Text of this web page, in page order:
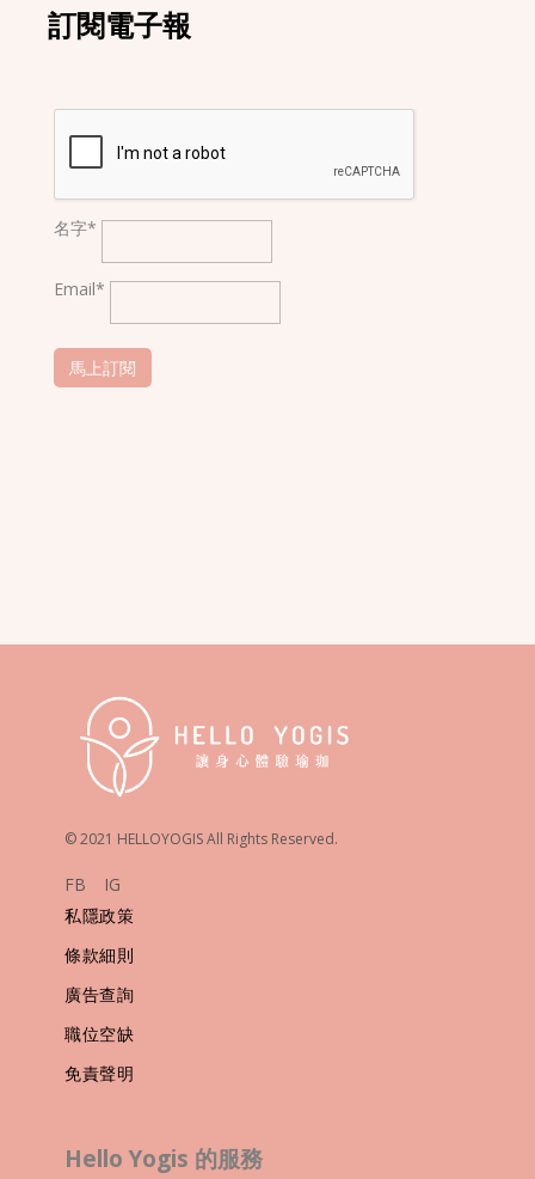
訂閱電子報
名字*
Email*
© 2021 HELLOYOGIS All Rights Reserved.
FB
IG
私隱政策
條款細則
廣告查詢
職位空缺
免責聲明
Hello Yogis 的服務